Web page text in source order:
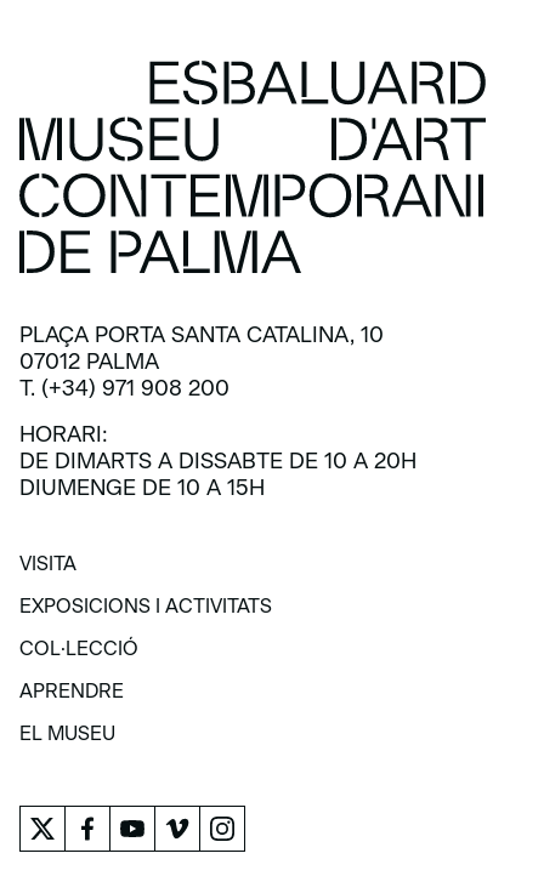
PLAÇA PORTA SANTA CATALINA, 10
07012 PALMA
T. (+34) 971 908 200
HORARI:
DE DIMARTS A DISSABTE DE 10 A 20H
DIUMENGE DE 10 A 15H
VISITA
VISITA
EXPOSICIONS I ACTIVITATS
EXPOSICIONS I ACTIVITATS
COL·LECCIÓ
COL·LECCIÓ
APRENDRE
APRENDRE
EL MUSEU